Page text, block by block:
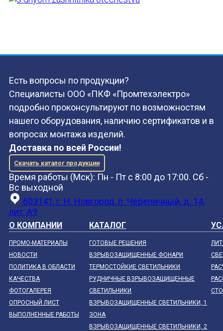
Есть вопросы по продукции?
Специалисты ООО «ПКФ «Промтехэлектро»
подробно проконсультируют по возможностям
нашего оборудования, наличию сертификатов и в
вопросах монтажа изделий.
Доставка по всей России!
Скачать каталог продукции
Время работы (Мск): Пн - Пт с 8:00 до 17:00. Сб -
Вс выходной
603141, г. Н. Новгород, п. Черепичный, д. 14,
лит. А9
О КОМПАНИИ
ПРОМО-МАТЕРИАЛЫ
НОВОСТИ
ПОЛИТИКА В ОБЛАСТИ
КАЧЕСТВА
ФОТОГАЛЕРЕЯ
ОПРОСНЫЙ ЛИСТ
ВЫПОЛНЕННЫЕ РАБОТЫ
КАТАЛОГ
ГОТОВЫЕ РЕШЕНИЯ
ВЗРЫВОЗАЩИЩЕННЫЕ ФОНАРИ
ТЕРМОСТОЙКИЕ СВЕТИЛЬНИКИ
РУДНИЧНЫЕ ВЗРЫВОЗАЩИЩЕННЫЕ
СВЕТИЛЬНИКИ
ВЗРЫВОЗАЩИЩЕННЫЕ СВЕТИЛЬНИКИ, 1
ЗОНА
ВЗРЫВОЗАЩИЩЕННЫЕ СВЕТИЛЬНИКИ, 2